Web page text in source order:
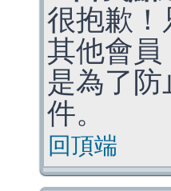
很抱歉！
其他會員
是為了
件。
回頂端